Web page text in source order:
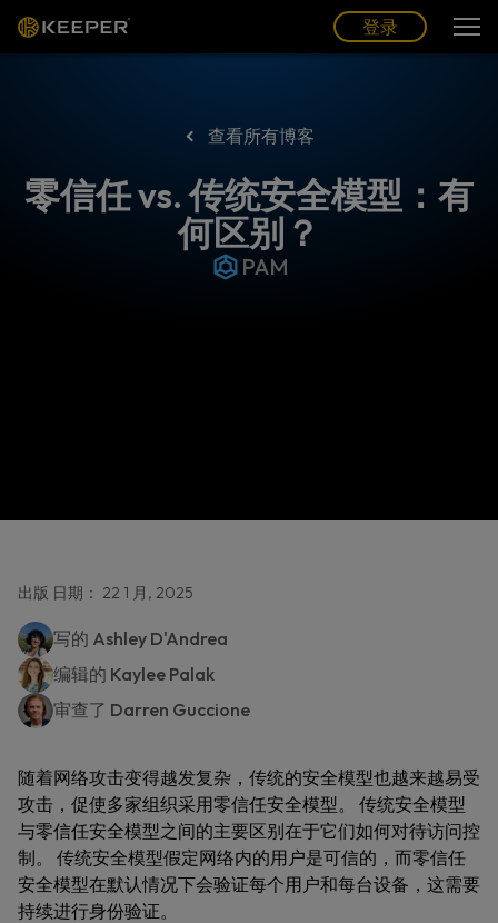
登录
查看所有博客
零信任 vs. 传统安全模型：有
何区别？
PAM
出版 日期： 22 1 月, 2025
写的 Ashley D'Andrea
编辑的 Kaylee Palak
审查了 Darren Guccione
随着网络攻击变得越发复杂，传统的安全模型也越来越易受
攻击，促使多家组织采用零信任安全模型。 传统安全模型
与零信任安全模型之间的主要区别在于它们如何对待访问控
制。 传统安全模型假定网络内的用户是可信的，而零信任
安全模型在默认情况下会验证每个用户和每台设备，这需要
持续进行身份验证。